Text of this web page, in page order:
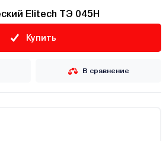
Elitech ТЭ 045Н
Купить
В сравнение